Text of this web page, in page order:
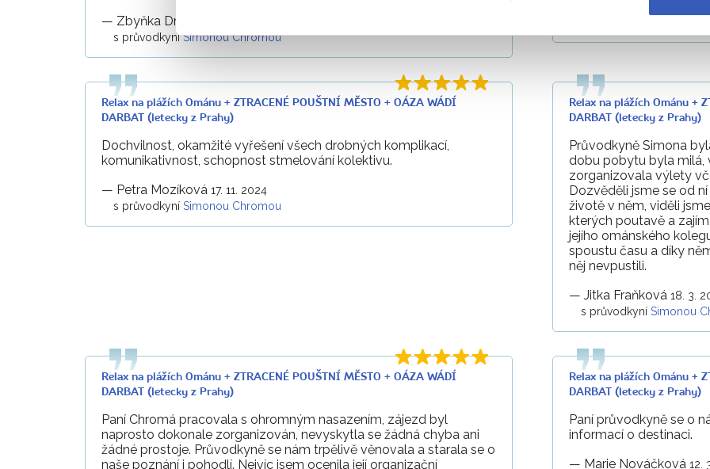
— Zbyňka Drncová
s průvodkyníSimonou Chromou
Relax na plážích Ománu + ZTRACENÉ POUŠTNÍ MĚSTO + OÁZA WÁDÍ
DARBAT (letecky z Prahy)
Dochvilnost, okamžité vyřešení všech drobných komplikací,
komunikativnost, schopnost stmelování kolektivu.
— Petra Mozíková 17. 11. 2024
s průvodkyní Simonou Chromou
Relax na plážích Ománu +
DARBAT (letecky z Prahy)
Průvodkyně Simona
dobu pobytu byla milá,
zorganizovala výlety
Dozvěděli jsme se od
životě v něm, viděli
kterých poutavě a
jejího ománského
spoustu času a díky
něj nevpustili.
— Jitka Fraňková 18. 3.
s průvodkyní Simonou
Relax na plážích Ománu + ZTRACENÉ POUŠTNÍ MĚSTO + OÁZA WÁDÍ
DARBAT (letecky z Prahy)
Paní Chromá pracovala s ohromným nasazením, zájezd byl
naprosto dokonale zorganizován, nevyskytla se žádná chyba ani
žádné prostoje. Průvodkyně se nám trpělivě věnovala a starala se o
naše poznání i pohodlí. Nejvíc jsem ocenila její organizační
Relax na plážích Ománu +
DARBAT (letecky z Prahy)
Paní průvodkyně se o
informací o destinaci.
— Marie Nováčková 12.